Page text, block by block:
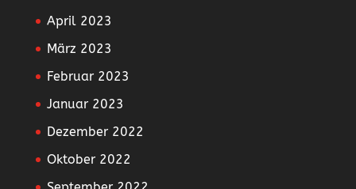
April 2023
März 2023
Februar 2023
Januar 2023
Dezember 2022
Oktober 2022